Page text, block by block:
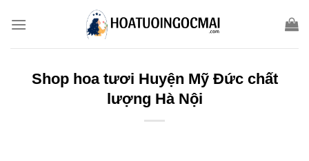
Shop hoa tươi Huyện Mỹ Đức chất
lượng Hà Nội